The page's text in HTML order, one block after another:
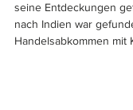
seine Entdeckungen
nach Indien war
Handelsabkommen mit